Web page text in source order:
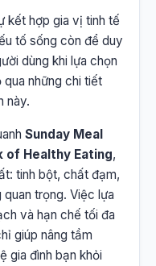
kết hợp gia vị tinh tế
tố sống còn để duy
dùng khi lựa chọn
những chi tiết
này.
Sunday Meal
of Healthy Eating,
tinh bột, chất đạm,
trọng. Việc lựa
và hạn chế tối đa
giúp nâng tầm
gia đình bạn khỏi